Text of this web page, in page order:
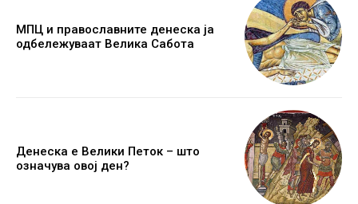
МПЦ и православните денеска ја
одбележуваат Велика Сабота
Денеска е Велики Петок – што
означува овој ден?